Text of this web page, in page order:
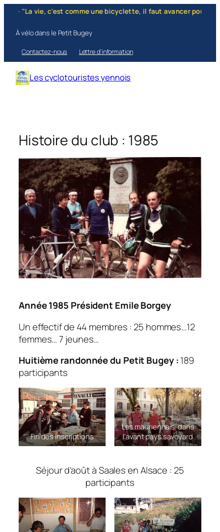
Aller
contenu
"La vie, c'est comme une bicyclette, il faut avancer pour ne
À vélo dans le Petit Bugey
Contactez-nous Lettre d’information
Les cyclotouristes yennois
Histoire du club : 1985
Année 1985 Président Emile Borgey
Un effectif de 44 membres : 25 hommes…12
femmes… 7 jeunes…
Huitièmerandonnée du Petit Bugey :189
participants
Fin des inscriptions
Les mauriennais dans
l’avant pays savoyard
Séjour d’août à Saales en Alsace : 25
participants